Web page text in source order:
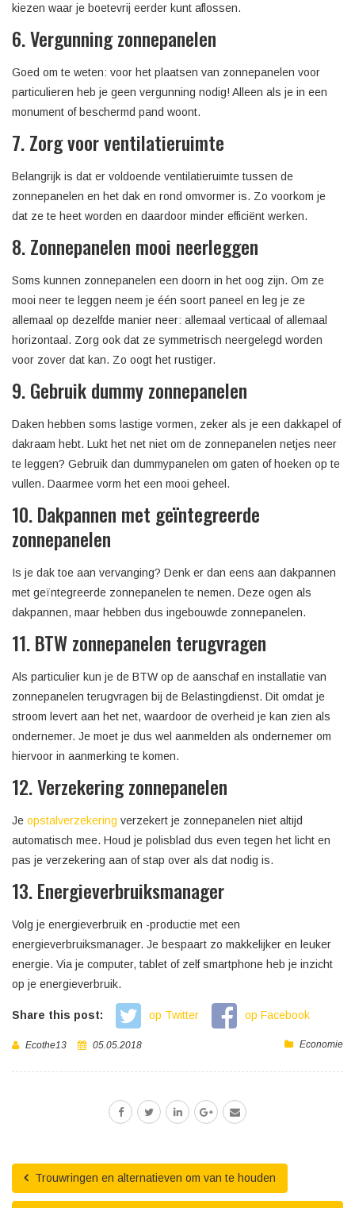
kiezen waar je boetevrij eerder kunt aflossen.
6. Vergunning zonnepanelen
Goed om te weten: voor het plaatsen van zonnepanelen voor
particulieren heb je geen vergunning nodig! Alleen als je in een
monument of beschermd pand woont.
7. Zorg voor ventilatieruimte
Belangrijk is dat er voldoende ventilatieruimte tussen de
zonnepanelen en het dak en rond omvormer is. Zo voorkom je
dat ze te heet worden en daardoor minder efficiënt werken.
8. Zonnepanelen mooi neerleggen
Soms kunnen zonnepanelen een doorn in het oog zijn. Om ze
mooi neer te leggen neem je één soort paneel en leg je ze
allemaal op dezelfde manier neer: allemaal verticaal of allemaal
horizontaal. Zorg ook dat ze symmetrisch neergelegd worden
voor zover dat kan. Zo oogt het rustiger.
9. Gebruik dummy zonnepanelen
Daken hebben soms lastige vormen, zeker als je een dakkapel of
dakraam hebt. Lukt het net niet om de zonnepanelen netjes neer
te leggen? Gebruik dan dummypanelen om gaten of hoeken op te
vullen. Daarmee vorm het een mooi geheel.
10. Dakpannen met geïntegreerde
zonnepanelen
Is je dak toe aan vervanging? Denk er dan eens aan dakpannen
met geïntegreerde zonnepanelen te nemen. Deze ogen als
dakpannen, maar hebben dus ingebouwde zonnepanelen.
11. BTW zonnepanelen terugvragen
Als particulier kun je de BTW op de aanschaf en installatie van
zonnepanelen terugvragen bij de Belastingdienst. Dit omdat je
stroom levert aan het net, waardoor de overheid je kan zien als
ondernemer. Je moet je dus wel aanmelden als ondernemer om
hiervoor in aanmerking te komen.
12. Verzekering zonnepanelen
Je opstalverzekering verzekert je zonnepanelen niet altijd
automatisch mee. Houd je polisblad dus even tegen het licht en
pas je verzekering aan of stap over als dat nodig is.
13. Energieverbruiksmanager
Volg je energieverbruik en -productie met een
energieverbruiksmanager. Je bespaart zo makkelijker en leuker
energie. Via je computer, tablet of zelf smartphone heb je inzicht
op je energieverbruik.
Share this post: op Twitter op Facebook
Ecothe13 05.05.2018 Economie
Trouwringen en alternatieven om van te houden